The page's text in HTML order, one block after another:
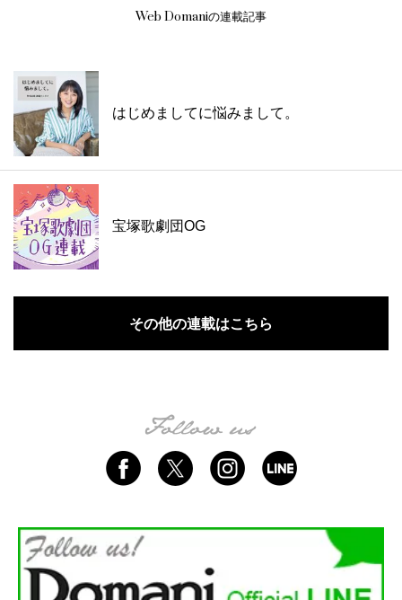
Web Domaniの連載記事
はじめましてに悩みまして。
宝塚歌劇団OG
その他の連載はこちら